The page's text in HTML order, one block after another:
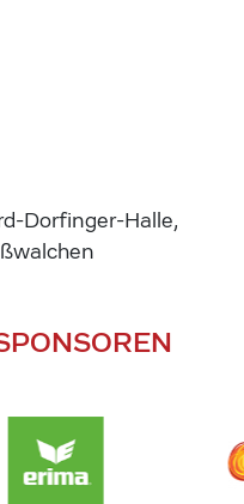
Dorfinger-Halle,